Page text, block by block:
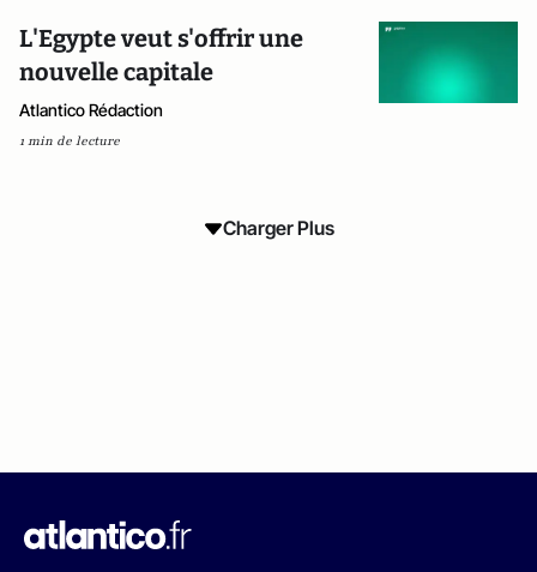
L'Egypte veut s'offrir une
nouvelle capitale
Atlantico Rédaction
1 min de lecture
Charger Plus